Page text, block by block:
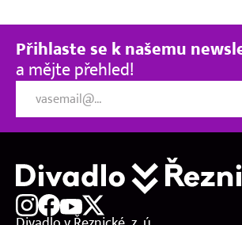
Přihlaste se k našemu
a mějte přehled!